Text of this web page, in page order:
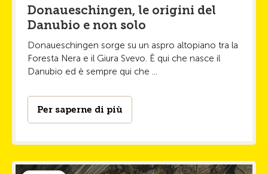
Donaueschingen, le origini del
Danubio e non solo
Donaueschingen sorge su un aspro altopiano tra la
Foresta Nera e il Giura Svevo. È qui che nasce il
Danubio ed è sempre qui che ...
Per saperne di più